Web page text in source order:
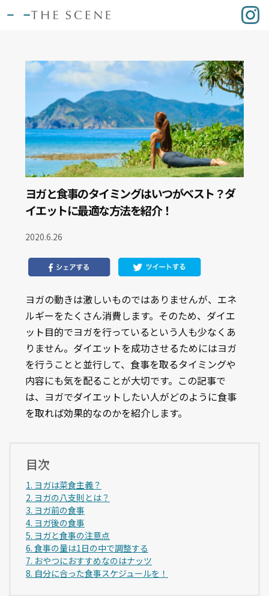
ヨガと食事のタイミングはいつがベスト？ダ
イエットに最適な方法を紹介！
2020.6.26
ヨガの動きは激しいものではありませんが、エネ
ルギーをたくさん消費します。そのため、ダイエ
ット目的でヨガを行っているという人も少なくあ
りません。ダイエットを成功させるためにはヨガ
を行うことと並行して、食事を取るタイミングや
内容にも気を配ることが大切です。この記事で
は、ヨガでダイエットしたい人がどのように食事
を取れば効果的なのかを紹介します。
目次
1. ヨガは菜食主義？
2. ヨガの八支則とは？
3. ヨガ前の食事
4. ヨガ後の食事
5. ヨガと食事の注意点
6. 食事の量は1日の中で調整する
7. おやつにおすすめなのはナッツ
8. 自分に合った食事スケジュールを！